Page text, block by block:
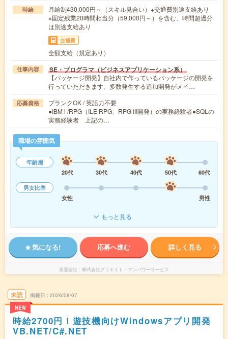
時給
月給制430,000円～（スキル見合い）+交通費別途支給あり
※固定残業20時間相当分（59,000円～）を含む、時間超過分
は別途支給あり
交通費
全額支給（規定あり）
仕事内容 SE・プログラマ（ビジネスアプリケーション系）
【パッケージ開発】自社内で作っているパッケージの開発を
行っていただきます。多数発生する追加開発がメイ…
応募資格
ブランクOK / 英語力不要
●IBM i /RPG（ILE RPG、RPG III開発）の実務経験者●SQLの
実務経験者 上記の…
職場の雰囲気
年齢層
20代
30代 40代 50代
60代
男女比率
女性
男性
もっと見る
気になる! 応募へ進む 詳しく見る
派遣会社 株式会社クリエイト・マンパワーサービス
未読
NEW
掲載日 2026/08/07
時給2700円！遊技機向けWindowsアプリ開発
VB.NET/C#.NET